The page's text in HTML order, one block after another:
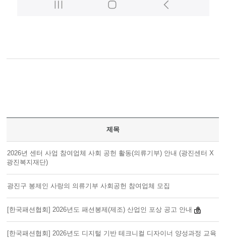
제목
2026년 센터 사업 참여업체 사회 공헌 활동(의류기부) 안내 (광진센터 X
광진복지재단)
광진구 봉제인 사랑의 의류기부 사회공헌 참여업체 모집
[한국패션협회] 2026년도 패션봉제(제조) 산업인 포상 공고 안내
[한국패션협회] 2026년도 디지털 기반 테크니컬 디자이너 양성과정 교육